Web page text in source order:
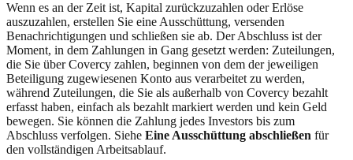
Wenn es an der Zeit ist, Kapital zurückzuzahlen oder Erlöse
auszuzahlen, erstellen Sie eine Ausschüttung, versenden
Benachrichtigungen und schließen sie ab. Der Abschluss ist der
Moment, in dem Zahlungen in Gang gesetzt werden: Zuteilungen,
die Sie über Covercy zahlen, beginnen von dem der jeweiligen
Beteiligung zugewiesenen Konto aus verarbeitet zu werden,
während Zuteilungen, die Sie als außerhalb von Covercy bezahlt
erfasst haben, einfach als bezahlt markiert werden und kein Geld
bewegen. Sie können die Zahlung jedes Investors bis zum
Abschluss verfolgen. Siehe Eine Ausschüttung abschließen für
den vollständigen Arbeitsablauf.